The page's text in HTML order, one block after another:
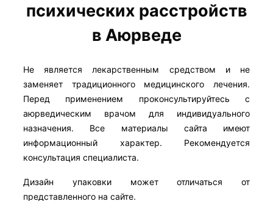
психических расстройств
в Аюрведе
Не является лекарственным средством и не
заменяет традиционного медицинского лечения.
Перед применением проконсультируйтесь с
аюрведическим врачом для индивидуального
назначения. Все материалы сайта имеют
информационный характер. Рекомендуется
консультация специалиста.
Дизайн упаковки может отличаться от
представленного на сайте.